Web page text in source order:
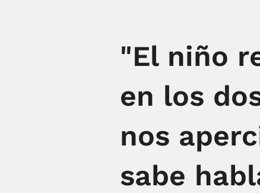
"El niño
en los
nos
sabe